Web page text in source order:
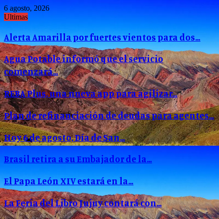
6 agosto, 2026
Ultimas
Alerta Amarilla por fuertes vientos para dos…
Agua Potable informó que el servicio
comenzará…
REBA Plus, una nueva app para agilizar…
Plan de refinanciación de deudas para agentes…
Hoy 6 de agosto, Día de San…
Brasil retira a su Embajador de la…
El Papa León XIV estará en la…
La Feria del Libro Jujuy contará con…